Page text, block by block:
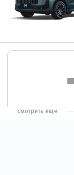
смотреть еще